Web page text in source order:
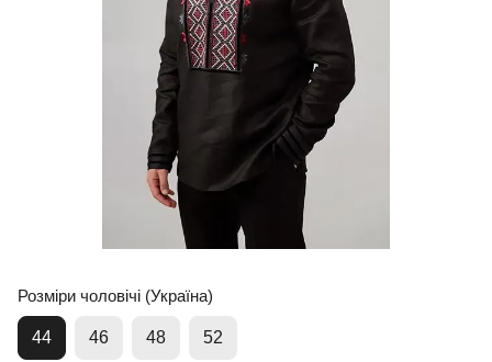
Розміри чоловічі (Україна)
44 46 48 52